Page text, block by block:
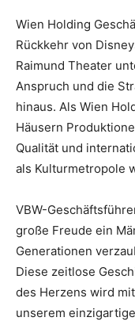
Wien Holding
Rückkehr von
Raimund Theater
Anspruch und die
hinaus. Als Wien
Häusern
Qualität und
als Kulturmetropole
VBW-
große Freude ein
Generationen
Diese zeitlose
des Herzens wird
unserem